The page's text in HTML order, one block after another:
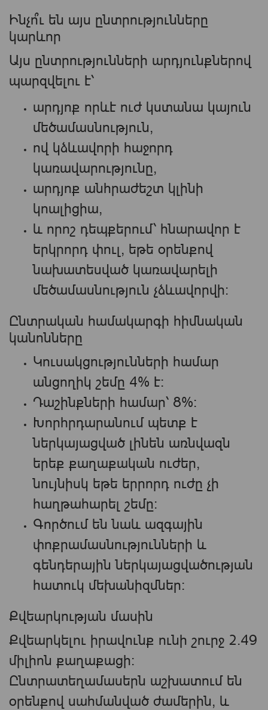
Ինչո՞ւ են այս ընտրությունները
կարևոր
Այս ընտրությունների արդյունքներով
պարզվելու է՝
արդյոք որևէ ուժ կստանա կայուն
մեծամասնություն,
ով կձևավորի հաջորդ
կառավարությունը,
արդյոք անհրաժեշտ կլինի
կոալիցիա,
և որոշ դեպքերում՝ հնարավոր է
երկրորդ փուլ, եթե օրենքով
նախատեսված կառավարելի
մեծամասնություն չձևավորվի։
Ընտրական համակարգի հիմնական
կանոնները
Կուսակցությունների համար
անցողիկ շեմը 4% է։
Դաշինքների համար՝ 8%։
Խորհրդարանում պետք է
ներկայացված լինեն առնվազն
երեք քաղաքական ուժեր,
նույնիսկ եթե երրորդ ուժը չի
հաղթահարել շեմը։
Գործում են նաև ազգային
փոքրամասնությունների և
գենդերային ներկայացվածության
հատուկ մեխանիզմներ։
Քվեարկության մասին
Քվեարկելու իրավունք ունի շուրջ 2.49
միլիոն քաղաքացի։
Ընտրատեղամասերն աշխատում են
օրենքով սահմանված ժամերին, և